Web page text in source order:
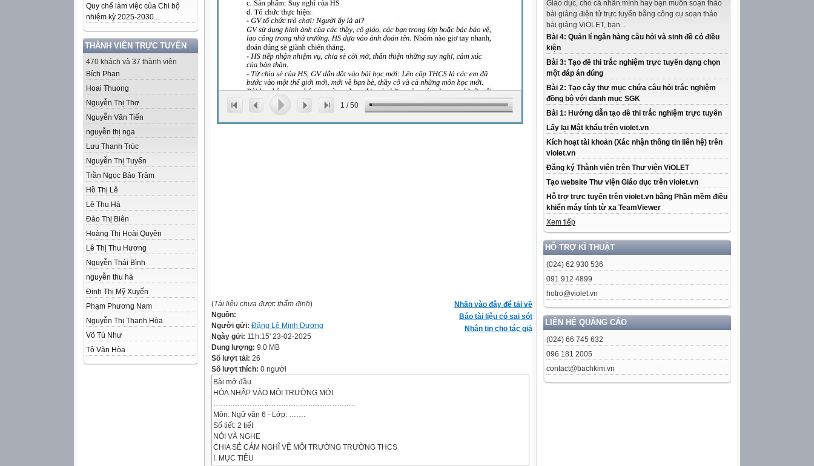
Quy chế làm việc của Chi bộ
nhiệm kỳ 2025-2030...
THÀNH VIÊN TRỰC TUYẾN
470 khách và 37 thành viên
Bích Phan
Hoai Thuong
Nguyễn Thị Thơ
Nguyễn Văn Tiến
nguyễn thị nga
Lưu Thanh Trúc
Nguyễn Thị Tuyến
Trần Ngọc Bảo Trâm
Hồ Thị Lê
Lê Thu Hà
Đào Thị Biên
Hoàng Thị Hoài Quyên
Lê Thị Thu Hương
Nguyễn Thái Bình
nguyễn thu hà
Đinh Thị Mỹ Xuyến
Phạm Phương Nam
Nguyễn Thị Thanh Hòa
Võ Tú Như
Tô Văn Hòa
Giáo dục, cho cá nhân mình hay bạn muốn soạn thảo
bài giảng điện tử trực tuyến bằng công cụ soạn thảo
bài giảng ViOLET, bạn...
Bài 4: Quản lí ngân hàng câu hỏi và sinh đề có điều
kiện
Bài 3: Tạo đề thi trắc nghiệm trực tuyến dạng chọn
một đáp án đúng
Bài 2: Tạo cây thư mục chứa câu hỏi trắc nghiệm
đồng bộ với danh mục SGK
Bài 1: Hướng dẫn tạo đề thi trắc nghiệm trực tuyến
Lấy lại Mật khẩu trên violet.vn
Kích hoạt tài khoản (Xác nhận thông tin liên hệ) trên
violet.vn
Đăng ký Thành viên trên Thư viện ViOLET
Tạo website Thư viện Giáo dục trên violet.vn
Hỗ trợ trực tuyến trên violet.vn bằng Phần mềm điều
khiển máy tính từ xa TeamViewer
Xem tiếp
HỖ TRỢ KĨ THUẬT
(024) 62 930 536
091 912 4899
hotro@violet.vn
LIÊN HỆ QUẢNG CÁO
(024) 66 745 632
096 181 2005
contact@bachkim.vn
1 /50
Nhấn vào đây để tải về
Báo tài liệu có sai sót
Nhắn tin cho tác giả
(Tài liệu chưa được thẩm định)
Nguồn:
Người gửi: Đặng Lê Minh Dương
Ngày gửi: 11h:15' 23-02-2025
Dung lượng: 9.0 MB
Số lượt tải: 26
Số lượt thích: 0 người
Bài mở đầu
HÒA NHẬP VÀO MÔI TRƯỜNG MỚI
…………………………………………………..
Môn: Ngữ văn 6 - Lớp: …….
Số tiết: 2 tiết
NÓI VÀ NGHE
CHIA SẺ CẢM NGHĨ VỀ MÔI TRƯỜNG TRƯỜNG THCS
I. MỤC TIÊU